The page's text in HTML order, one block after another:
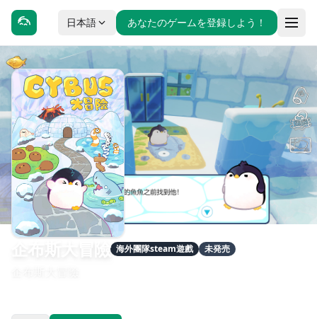
日本語 あなたのゲームを登録しよう！
企布斯大冒險 海外團隊steam遊戲 未発売